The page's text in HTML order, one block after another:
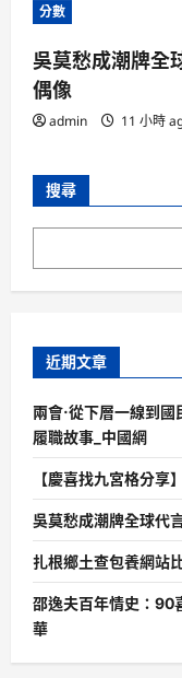
分數
吳莫愁成潮牌全
偶像
admin 11 小時
搜尋
近期文章
兩會·從下層一線到
履職故事_中國網
【慶喜找九宮格分享
吳莫愁成潮牌全球代
扎根鄉土查包養網站
邵逸夫百年情史：90
華